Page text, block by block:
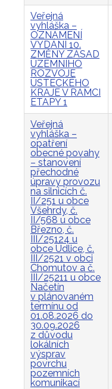
Veřejná
vyhláška –
OZNÁMENÍ
VYDÁNÍ 10.
ZMĚNY ZÁSAD
ÚZEMNÍHO
ROZVOJE
ÚSTECKÉHO
KRAJE V RÁMCI
ETAPY 1
Veřejná
vyhláška –
opatření
obecné povahy
– stanovení
přechodné
úpravy provozu
na silnicích č.
II/251 u obce
Všehrdy, č.
II/568 u obce
Březno, č.
III/25124 u
obce Údlice, č.
III/2521 v obci
Chomutov a č.
III/25211 u obce
Načetín
v plánovaném
termínu od
01.08.2026 do
30.09.2026
z důvodu
lokálních
výsprav
povrchu
pozemních
komunikací